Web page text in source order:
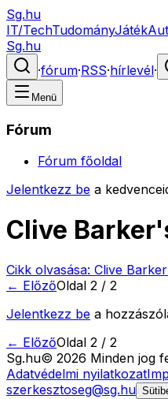
Sg.hu
IT/TechTudományJáték
Sg.hu
·fórum·RSS·hírlevél·
Menü
Fórum
Fórum főoldal
Jelentkezz be a
Clive
Cikk olvasása: Clive
← ElőzőOldal 2 / 2
Jelentkezz be a
← ElőzőOldal 2 / 2
Sg.hu© 2026 Minden jog
Adatvédelmi nyilatkozat
szerkesztoseg@sg.hu